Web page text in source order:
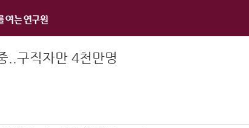
..구직자만 4천만명